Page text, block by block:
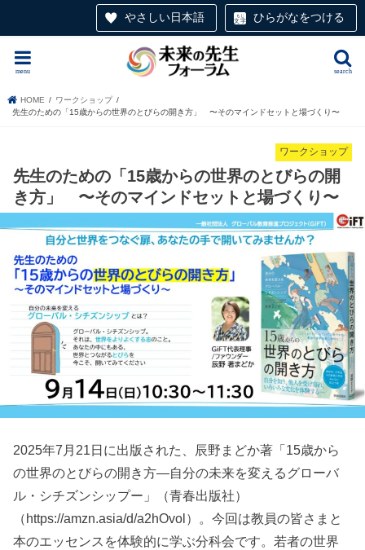
やさしい日本語 ひらがなをつける
search
menu
HOME
ワークショップ
先生のための「15歳からの世界のとびらの開き方」 〜そのマインドセットと場づくり〜
ワークショップ
先生のための「15歳からの世界のとびらの開
き方」 〜そのマインドセットと場づくり〜
2025年7月21日に出版された、辰野まどか著「15歳から
の世界のとびらの開き方―自分の未来を変えるグローバ
ル・シチズンシップー」（青春出版社）
（https://amzn.asia/d/a2hOvol）。今回は教員の皆さまと
本のエッセンスを体験的に学ぶ分科会です。若者の世界